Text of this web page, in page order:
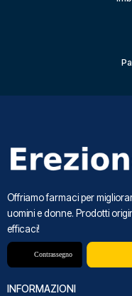
Offriamo farmaci per
uomini e donne. Prodotti
efficaci!
INFORMAZIONI